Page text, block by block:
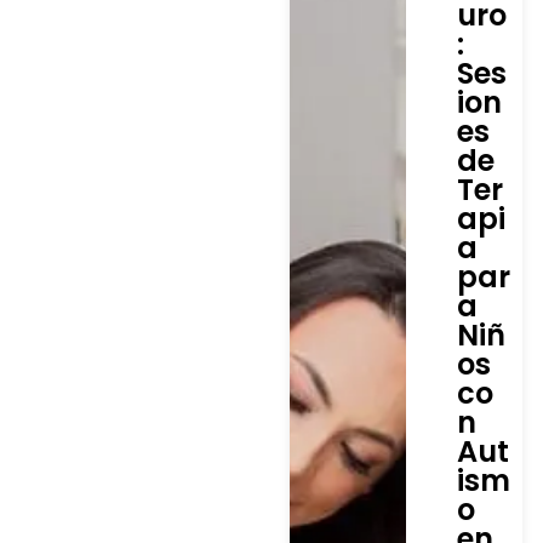
uro
:
Ses
ion
es
de
Ter
api
a
par
a
Niñ
os
co
n
Aut
ism
o